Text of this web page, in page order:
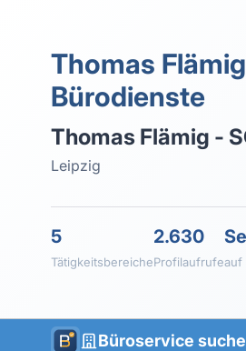
Thomas
Bürodienste
Thomas Flämig -
Leipzig
5
Tätigkeitsbereiche
2.630
Profilaufrufeauf
Büroservice